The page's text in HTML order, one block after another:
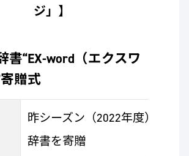
ジ」】
“EX-word（エクスワ
贈式
昨シーズン（2022年度）では
辞書を寄贈